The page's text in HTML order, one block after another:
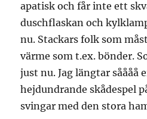
apatisk och får inte ett
duschflaskan och
nu. Stackars folk som
värme som t.ex. bönder.
just nu. Jag längtar såååå
hejdundrande skådespel
svingar med den stora